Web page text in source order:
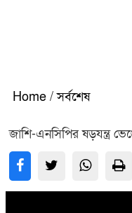
Home / সর্বশেষ
জাশি-এনসিপির ষড়যন্ত্র